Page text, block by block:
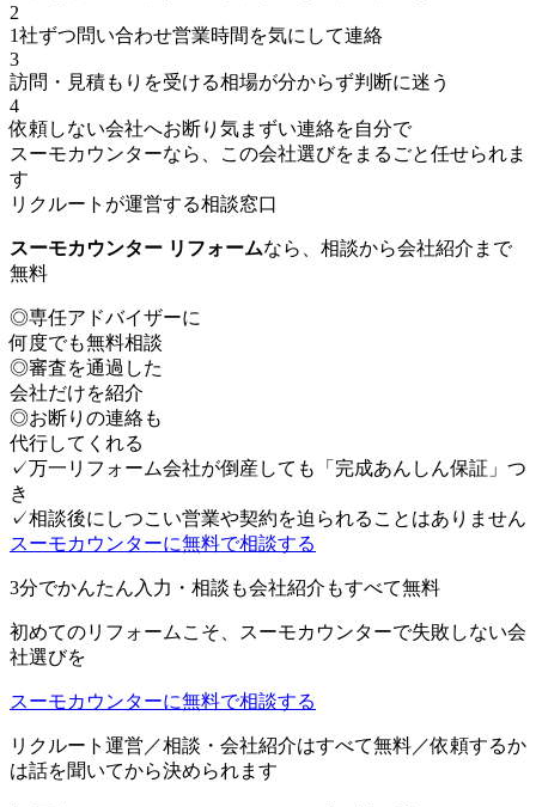
2
1社ずつ問い合わせ営業時間を気にして連絡
3
訪問・見積もりを受ける相場が分からず判断に迷う
4
依頼しない会社へお断り 気まずい連絡を自分で
スーモカウンターなら、この会社選びをまるごと任せられま
す
リクルートが運営する相談窓口
スーモカウンター リフォームなら、相談から会社紹介まで
無料
◎専任アドバイザーに
何度でも無料相談
◎審査を通過した
会社だけを紹介
◎お断りの連絡も
代行してくれる
✓万一リフォーム会社が倒産しても「完成あんしん保証」つ
き
✓相談後にしつこい営業や契約を迫られることはありません
スーモカウンターに無料で相談する
3分でかんたん入力・相談も会社紹介もすべて無料
初めてのリフォームこそ、スーモカウンターで失敗しない会
社選びを
スーモカウンターに無料で相談する
リクルート運営／相談・会社紹介はすべて無料／依頼するか
は話を聞いてから決められます